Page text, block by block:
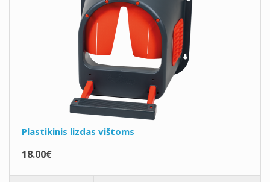
Plastikinis lizdas vištoms
18.00€